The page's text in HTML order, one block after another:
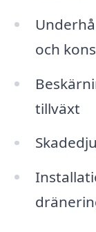
och
tillväxt